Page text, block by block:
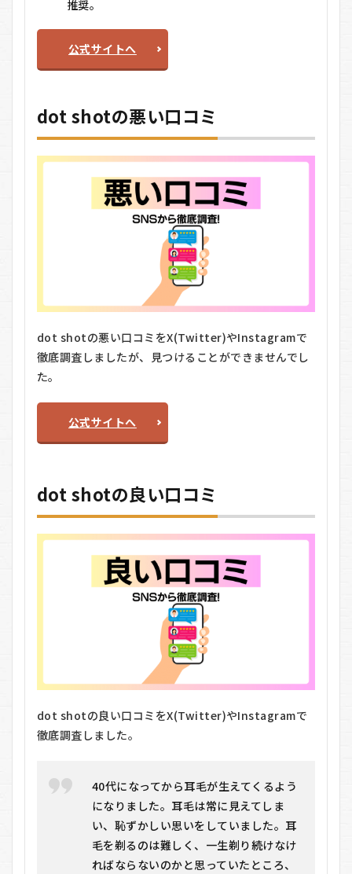
する
Q＆
推奨。
公式サイトへ
dot shotの悪い口コミ
dot shotの悪い口コミをX(Twitter)やInstagramで
徹底調査しましたが、見つけることができませんでし
た。
公式サイトへ
dot shotの良い口コミ
dot shotの良い口コミをX(Twitter)やInstagramで
徹底調査しました。
40代になってから耳毛が生えてくるよう
になりました。耳毛は常に見えてしま
い、恥ずかしい思いをしていました。耳
毛を剃るのは難しく、一生剃り続けなけ
ればならないのかと思っていたところ、